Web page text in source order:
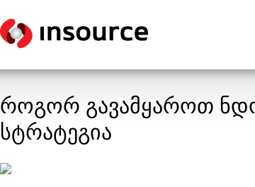
როგორ გავამყაროთ
სტრატეგია